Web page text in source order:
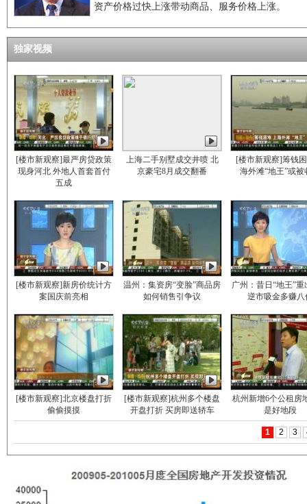
资产价格过快上涨带动商品、服务价格上涨。
独家视频
[楼市新观察]最严房贷政策
现身河北 外地人首套首付
五成
上海二手别墅成交井喷 北
京豪宅8月成交翻番
[楼市新观察]筹钱
海外滩“地王”或被
[楼市新观察]新房价统计方
案国庆前亮相
温州：集资房“变脸”商品房
如何销售引争议
广州：昔日“地王”重
逆市吸金多赚八
[楼市新观察]北京楼盘打折
偷偷摸摸
[楼市新观察]杭州多个楼盘
开盘打折 买房即送轿车
杭州新增6个公租房
是好地段
1 2 3